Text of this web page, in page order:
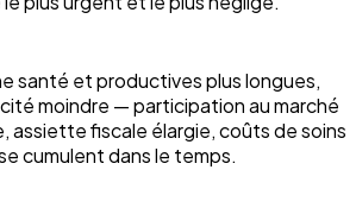
santé et productives plus longues,
moindre — participation au marché
assiette fiscale élargie, coûts de soins
cumulent dans le temps.